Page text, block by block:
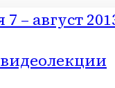
август
2014
видеолекции